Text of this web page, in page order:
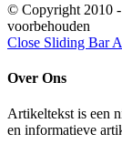
© Copyright 2010 -
voorbehouden
Close Sliding Bar
Over Ons
Artikeltekst is een
en informatieve